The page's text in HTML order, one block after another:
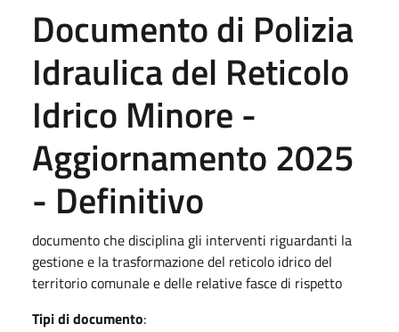
Documento di Polizia
Idraulica del Reticolo
Idrico Minore -
Aggiornamento 2025
- Definitivo
documento che disciplina gli interventi riguardanti la
gestione e la trasformazione del reticolo idrico del
territorio comunale e delle relative fasce di rispetto
Tipi di documento: